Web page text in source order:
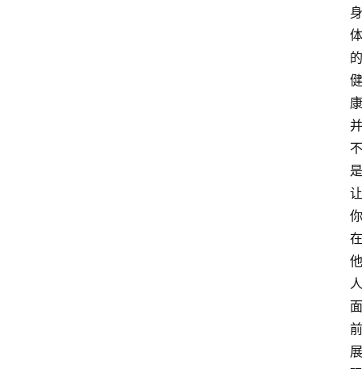
身
体
的
健
康
并
不
是
让
你
在
他
人
面
前
展